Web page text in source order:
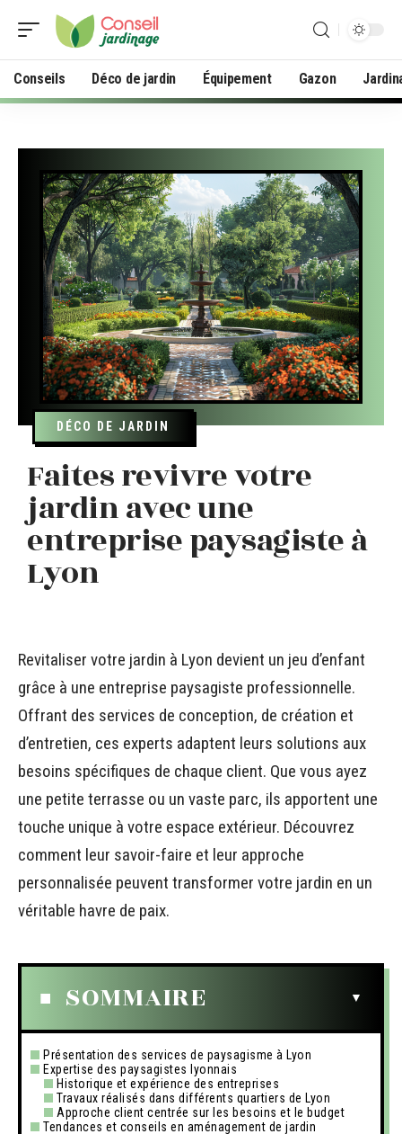
Conseils Déco de jardin Équipement Gazon
DÉCO DE JARDIN
Faites revivre votre
jardin avec une
entreprise paysagiste à
Lyon
Revitaliser votre jardin à Lyon devient un jeu d’enfant
grâce à une entreprise paysagiste professionnelle.
Offrant des services de conception, de création et
d’entretien, ces experts adaptent leurs solutions aux
besoins spécifiques de chaque client. Que vous ayez
une petite terrasse ou un vaste parc, ils apportent une
touche unique à votre espace extérieur. Découvrez
comment leur savoir-faire et leur approche
personnalisée peuvent transformer votre jardin en un
véritable havre de paix.
SOMMAIRE
Présentation des services de paysagisme à Lyon
Expertise des paysagistes lyonnais
Historique et expérience des entreprises
Travaux réalisés dans différents quartiers de Lyon
Approche client centrée sur les besoins et le budget
Tendances et conseils en aménagement de jardin